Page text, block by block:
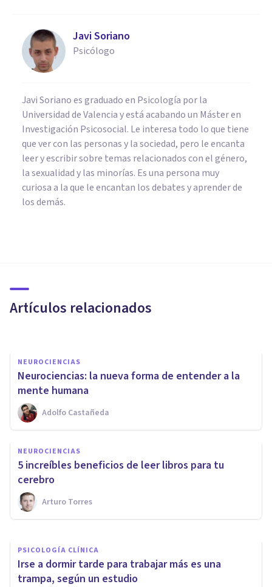
Javi Soriano
Psicólogo
Javi Soriano es graduado en Psicología por la
Universidad de Valencia y está acabando un Máster en
Investigación Psicosocial. Le interesa todo lo que tiene
que ver con las personas y la sociedad, pero le encanta
leer y escribir sobre temas relacionados con el género,
la sexualidad y las minorías. Es una persona muy
curiosa a la que le encantan los debates y aprender de
los demás.
Artículos relacionados
la ciencia
NEUROCIENCIAS
Neurociencias: la nueva forma de entender a la
mente humana
Adolfo Castañeda
NEUROCIENCIAS
​5 increíbles beneficios de leer libros para tu
cerebro
Arturo Torres
12 curiosidades sobre la mente
humana
Laura Ruiz Mitjana
PSICOLOGÍA CLÍNICA
Irse a dormir tarde para trabajar más es una
trampa, según un estudio